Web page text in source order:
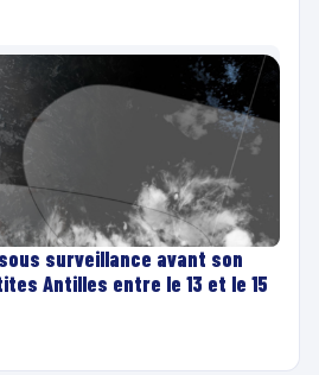
surveillance avant son
Antilles entre le 13 et le 15